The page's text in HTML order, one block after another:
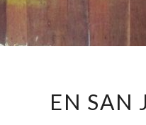
EN SAN